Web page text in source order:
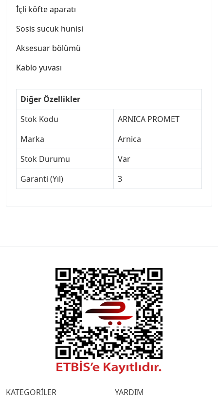
İçli köfte aparatı
Sosis sucuk hunisi
Aksesuar bölümü
Kablo yuvası
Diğer Özellikler
Stok Kodu
ARNICA PROMET
Marka
Arnica
Stok Durumu
Var
Garanti (Yıl)
3
KATEGORİLER YARDIM